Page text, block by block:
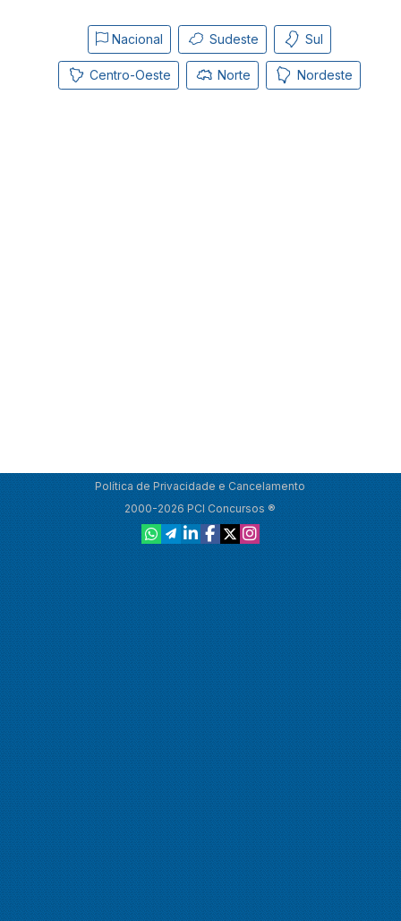
Nacional Sudeste Sul
Centro-Oeste Norte Nordeste
Política de Privacidade e Cancelamento
2000-2026 PCI Concursos ®